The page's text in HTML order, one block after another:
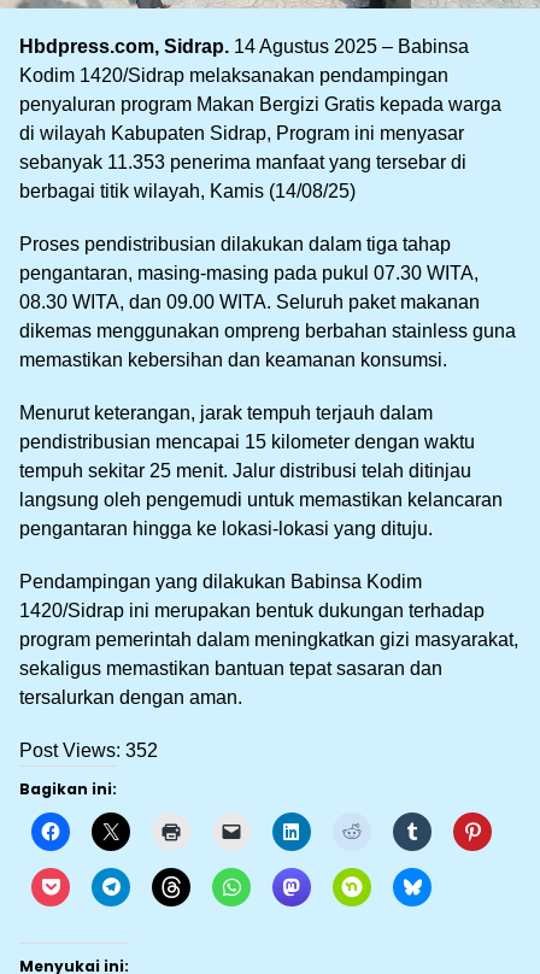
Hbdpress.com, Sidrap. 14 Agustus 2025 – Babinsa
Kodim 1420/Sidrap melaksanakan pendampingan
penyaluran program Makan Bergizi Gratis kepada warga
di wilayah Kabupaten Sidrap, Program ini menyasar
sebanyak 11.353 penerima manfaat yang tersebar di
berbagai titik wilayah, Kamis (14/08/25)
Proses pendistribusian dilakukan dalam tiga tahap
pengantaran, masing-masing pada pukul 07.30 WITA,
08.30 WITA, dan 09.00 WITA. Seluruh paket makanan
dikemas menggunakan ompreng berbahan stainless guna
memastikan kebersihan dan keamanan konsumsi.
Menurut keterangan, jarak tempuh terjauh dalam
pendistribusian mencapai 15 kilometer dengan waktu
tempuh sekitar 25 menit. Jalur distribusi telah ditinjau
langsung oleh pengemudi untuk memastikan kelancaran
pengantaran hingga ke lokasi-lokasi yang dituju.
Pendampingan yang dilakukan Babinsa Kodim
1420/Sidrap ini merupakan bentuk dukungan terhadap
program pemerintah dalam meningkatkan gizi masyarakat,
sekaligus memastikan bantuan tepat sasaran dan
tersalurkan dengan aman.
Post Views: 352
Bagikan ini:
Menyukai ini: